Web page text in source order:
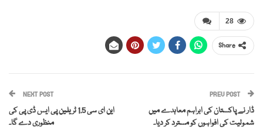
28
Share
PREV POST
ڈار نے پاکستان کی ابراہم معاہدے میں
شمولیت کی افواہوں کو مسترد کر دیا۔
NEXT POST
این ای سی 1.5 ٹریلین پی ایس ڈی پی کی
منظوری دے گا۔